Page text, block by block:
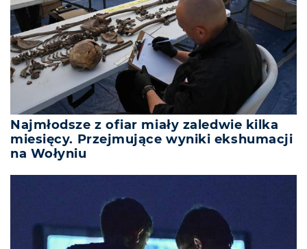
Najmłodsze z ofiar miały zaledwie kilka
miesięcy. Przejmujące wyniki ekshumacji
na Wołyniu